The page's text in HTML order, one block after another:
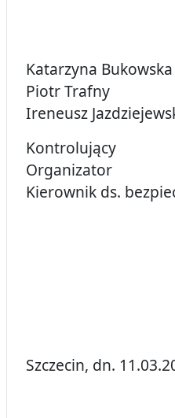
Katarzyna
Piotr
Ireneusz
Kierownik ds.
Szczecin, dn.